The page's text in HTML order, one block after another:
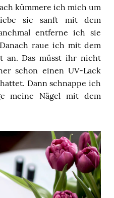
kümmere ich mich um
sie sanft mit dem
entferne ich sie
raue ich mit dem
an. Das müsst ihr nicht
schon einen UV-Lack
Dann schnappe ich
meine Nägel mit dem